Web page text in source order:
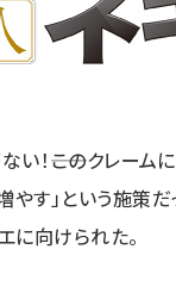
！――このクレーム
す」という施策
に向けられた。